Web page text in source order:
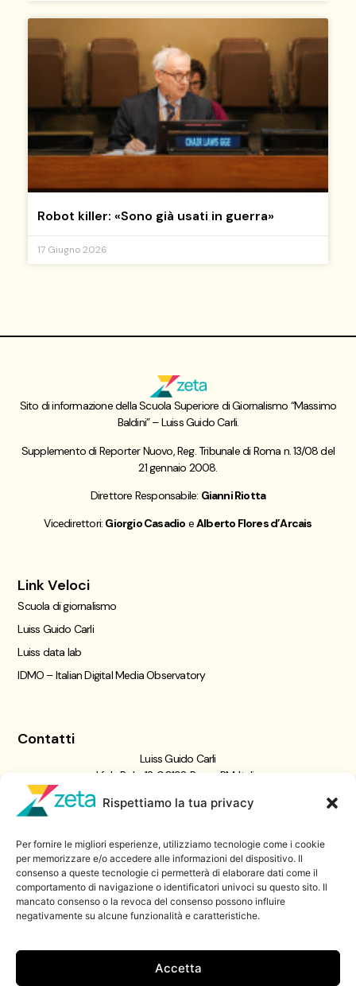
Rispettiamo la tua privacy
Per fornire le migliori esperienze, utilizziamo tecnologie come i cookie
per memorizzare e/o accedere alle informazioni del dispositivo. Il
consenso a queste tecnologie ci permetterà di elaborare dati come il
comportamento di navigazione o identificatori univoci su questo sito. Il
mancato consenso o la revoca del consenso possono influire
negativamente su alcune funzionalità e caratteristiche.
Accetta
Robot killer: «Sono già usati in guerra»
17 Giugno 2026
Sito di informazione della Scuola Superiore di Giornalismo “Massimo
Baldini” – Luiss Guido Carli.
Supplemento di Reporter Nuovo, Reg. Tribunale di Roma n. 13/08 del
21 gennaio 2008.
Direttore Responsabile: Gianni Riotta
Vicedirettori: Giorgio Casadio eAlberto Flores d’Arcais
Link Veloci
Scuola di giornalismo
Luiss Guido Carli
Luiss data lab
IDMO – Italian Digital Media Observatory
Contatti
Luiss Guido Carli
Viale Pola, 12, 00198 Roma RM, Italia
06 8522 5358
Iscriviti a
Zeta Data Lab
Iscriviti alla nostra newsletter